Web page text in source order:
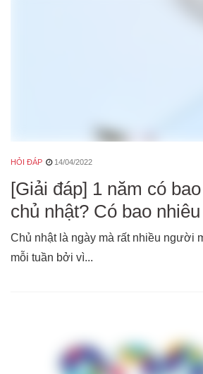
HỎI ĐÁP 14/04/2022
[Giải đáp] 1 năm có
chủ nhật? Có bao
Chủ nhật là ngày mà rất nhiều người
mỗi tuần bởi vì...